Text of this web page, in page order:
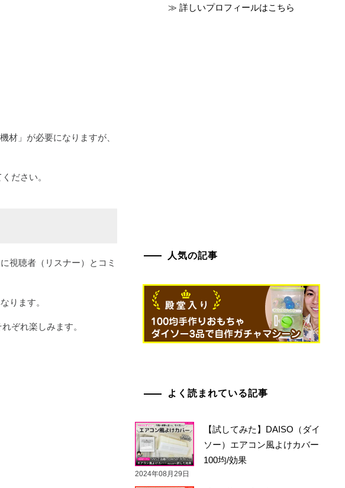
材」が必要になりますが、
ださい。
視聴者（リスナー）とコミ
ります。
ぞれ楽しみます。
≫ 詳しいプロフィールはこちら
人気の記事
よく読まれている記事
【試してみた】DAISO（ダイ
ソー）エアコン風よけカバー
100均/効果
2024年08月29日